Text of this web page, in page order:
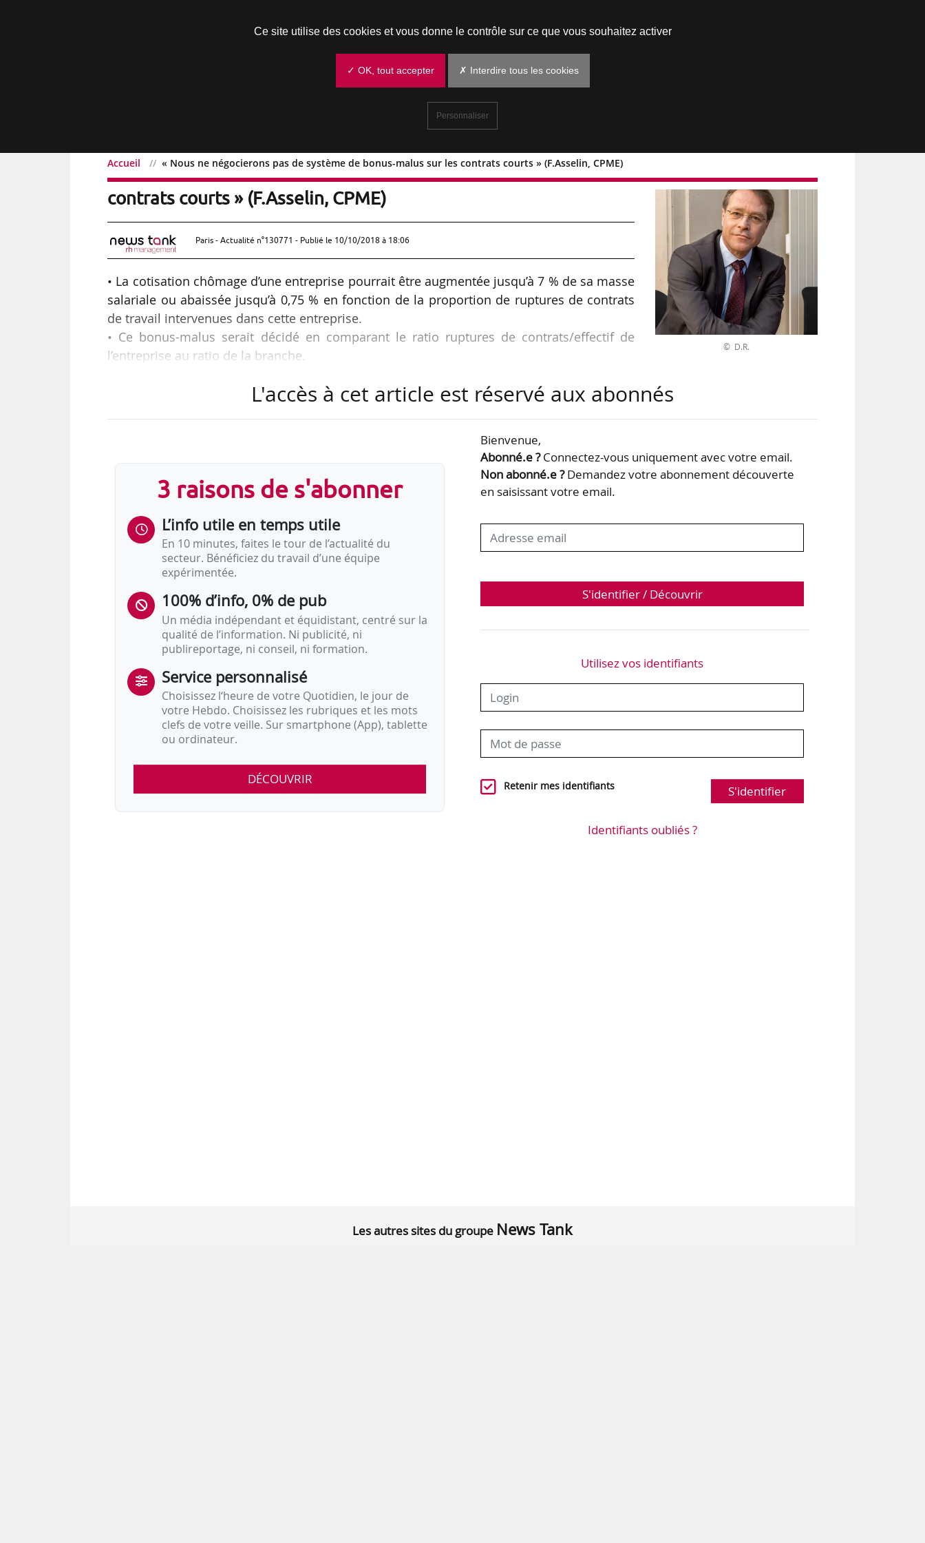
Accueil « Nous ne négocierons pas de système de bonus-malus sur les contrats courts » (F.Asselin, CPME)
« Nous ne négocierons pas de système de bonus-malus sur les
contrats courts » (F.Asselin, CPME)
Paris - Actualité n°130771 - Publié le 10/10/2018 à 18:06
• La cotisation chômage d’une entreprise pourrait être augmentée jusqu’à 7 % de sa masse
salariale ou abaissée jusqu’à 0,75 % en fonction de la proportion de ruptures de contrats
de travail intervenues dans cette entreprise.
• Ce bonus-malus serait décidé en comparant le ratio ruptures de contrats/effectif de
l’entreprise au ratio de la branche.
Les sociétés d’intérim ne seraient pas concernées.
Gouvernement, et que la CPME a exopsés lors d’une conférence organisée le 10/10/2018.
La CPME justifie son opposition aux bonus-malus sur les contrats courts en se fondant r :
- de distorsions de…
© D.R.
L'accès à cet article est réservé aux abonnés
3 raisons de s'abonner
L’info utile en temps utile
En 10 minutes, faites le tour de l’actualité du
secteur. Bénéficiez du travail d’une équipe
expérimentée.
100% d’info, 0% de pub
Un média indépendant et équidistant, centré sur la
qualité de l’information. Ni publicité, ni
publireportage, ni conseil, ni formation.
Service personnalisé
Choisissez l‘heure de votre Quotidien, le jour de
votre Hebdo. Choisissez les rubriques et les mots
clefs de votre veille. Sur smartphone (App), tablette
ou ordinateur.
DÉCOUVRIR
Bienvenue,
Abonné.e ?Connectez-vous uniquement avec votre email.
Non abonné.e ?Demandez votre abonnement découverte
en saisissant votre email.
S'identifier / Découvrir
Utilisez vos identifiants
Retenir mes identifiants S'identifier
Identifiants oubliés ?
Les autres sites du groupe News Tank
Ce site utilise des cookies et vous donne le contrôle sur ce que vous souhaitez activer
✓ OK, tout accepter ✗ Interdire tous les cookies
Personnaliser